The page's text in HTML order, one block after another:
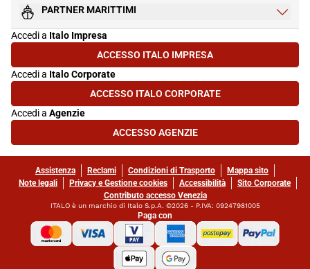
PARTNER MARITTIMI
Accedi a Italo Impresa
ACCESSO ITALO IMPRESA(SI APRE IN UNA NUOVA SCHEDA)
Accedi a Italo Corporate
ACCESSO ITALO CORPORATE(SI APRE IN UNA NUOVA SCHEDA)
Accedi a Agenzie
ACCESSO AGENZIE(SI APRE IN UNA NUOVA SCHEDA)
Assistenza Reclami Condizioni di Trasporto
Mappa sito
Note legali
Privacy e Gestione cookies Accessibilità
Sito Corporate
Contributo accesso Venezia
ITALO è un marchio di Italo S.p.A. ©2026 - P.IVA: 09247981005
Paga con